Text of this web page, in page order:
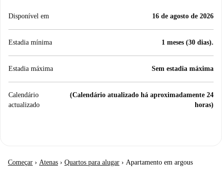
Disponível em 16 de agosto de 2026
Estadia mínima 1 meses (30 dias).
Estadia máxima Sem estadia máxima
Calendário
actualizado
(Calendário atualizado há aproximadamente 24
horas)
Começar › Atenas › Quartos para alugar › Apartamento em argous